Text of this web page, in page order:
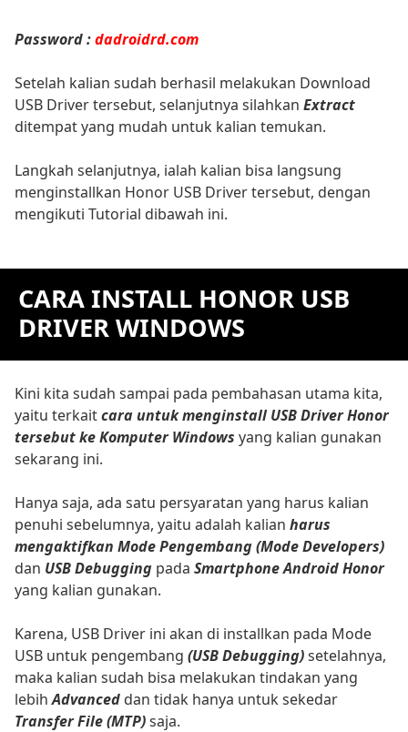
Password :dadroidrd.com
Setelah kalian sudah berhasil melakukan Download
USB Driver tersebut, selanjutnya silahkan Extract
ditempat yang mudah untuk kalian temukan.
Langkah selanjutnya, ialah kalian bisa langsung
menginstallkan Honor USB Driver tersebut, dengan
mengikuti Tutorial dibawah ini.
CARA INSTALL HONOR USB
DRIVER WINDOWS
Kini kita sudah sampai pada pembahasan utama kita,
yaitu terkaitcara untuk menginstall USB Driver Honor
tersebut ke Komputer Windows yang kalian gunakan
sekarang ini.
Hanya saja, ada satu persyaratan yang harus kalian
penuhi sebelumnya, yaitu adalah kalian harus
mengaktifkan Mode Pengembang (Mode Developers)
dan USB Debugging pada Smartphone Android Honor
yang kalian gunakan.
Karena, USB Driver ini akan di installkan pada Mode
USB untuk pengembang (USB Debugging)setelahnya,
maka kalian sudah bisa melakukan tindakan yang
lebihAdvanced dan tidak hanya untuk sekedar
Transfer File (MTP)saja.